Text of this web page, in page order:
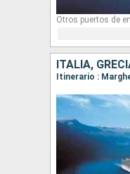
Otros puertos de
ITALIA,